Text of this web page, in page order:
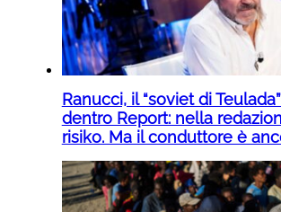
Ranucci, il “soviet di
dentro Report: nella
risiko. Ma il conduttore è